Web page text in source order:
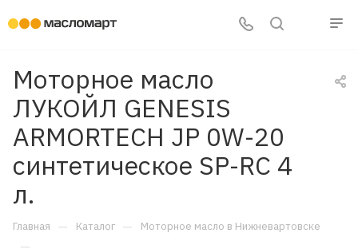
Моторное масло
ЛУКОЙЛ GENESIS
ARMORTECH JP 0W-20
синтетическое SP-RC 4
л.
Главная — Каталог — Моторное масло в Нижневартовске